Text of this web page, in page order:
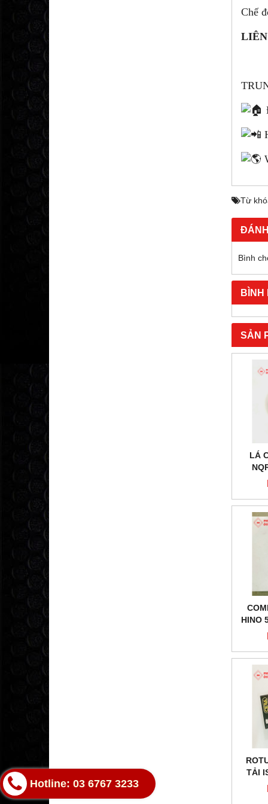
Chế
LIÊN
Từ
Bình
BÌNH
SẢN
LÁ
HINO
TẢI
Hotline: 03 6767 3233